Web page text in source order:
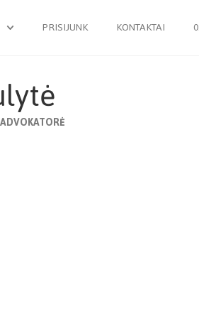
PRISIJUNK KONTAKTAI